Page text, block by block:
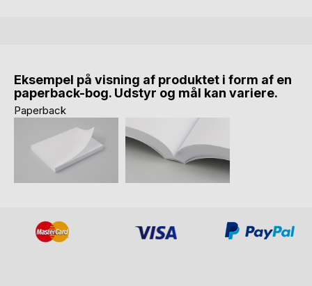
Eksempel på visning af produktet i form af en
paperback-bog. Udstyr og mål kan variere.
Paperback